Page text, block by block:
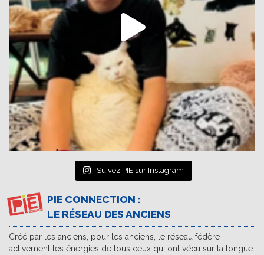
Suivez PIE sur Instagram
PIE CONNECTION :
LE RÉSEAU DES ANCIENS
Créé par les anciens, pour les anciens, le réseau fédère
activement les énergies de tous ceux qui ont vécu sur la longue